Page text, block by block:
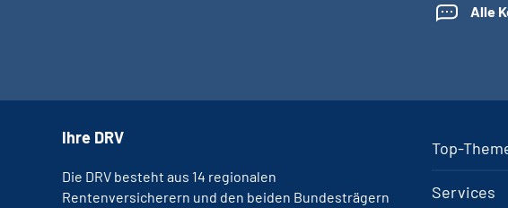
Alle
Top-
Services
Ihre DRV
Die DRV besteht aus 14 regionalen
Rentenversicherern und den beiden Bundesträgern